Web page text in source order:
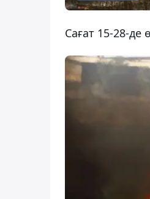
Сағат 15-28-